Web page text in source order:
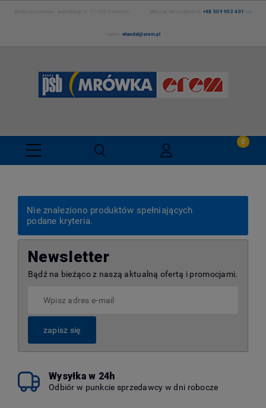
Sklep stacjonarny: Jasińskiego 9, 37-700 Przemyśl Masz pytania zadzwoń: +48 509 902 401
ehandel@erem.pl
Nie znaleziono produktów spełniających
podane kryteria.
Newsletter
Bądź na bieżąco z naszą aktualną ofertą i promocjami.
zapisz się
Wysyłka w 24h
Odbiór w punkcie sprzedawcy w dni robocze